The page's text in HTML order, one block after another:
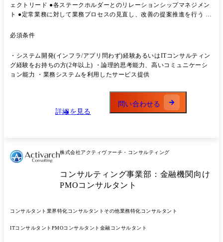
ェクトリード ●各ステークホルダーとのリレーションシップマネジメン
ト ●定常業務に対して業務プロセスの見直し、改善の提案推進を行う ●
管理、スケジュール管理 ●品質管理、ドキュメントレビュー等の業務 プ
ーシステム運営に関わるプロジェクトマネジメント支援 ●某メガバンク
様/ITコンサルティング 勘定系システムにおける構築・導入・移行プロ
ジェクト ●大手証券企業様/ITコンサルティング サイバーセキュリティ
必須条件
・システム開発(インフラ/アプリ問わず)経験あるいはITコンサルティン
グ経験をお持ちの方(2年以上) ・論理的思考能力、高いコミュニケーシ
ョン能力 ・業務システムを利用したサービス提供
詳細を見る
問い合わせる
株式会社アクティヴァーチ・コンサルティング
コンサルティング事業部：金融機関向け
PMOコンサルタント
コンサルタント 業界特化コンサルタント その他業務特化コンサルタント
ITコンサルタント PMOコンサルタント 金融コンサルタント